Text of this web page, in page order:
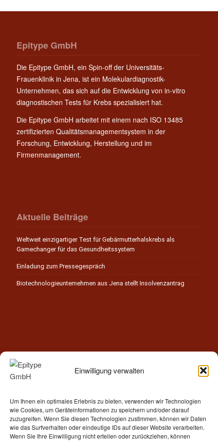
Einwilligung verwalten
Um Ihnen ein optimales Erlebnis zu bieten, verwenden wir Technologien
wie Cookies, um Geräteinformationen zu speichern und/oder darauf
zuzugreifen. Wenn Sie diesen Technologien zustimmen, können wir Daten
wie das Surfverhalten oder eindeutige IDs auf dieser Website verarbeiten.
Wenn Sie Ihre Einwilligung nicht erteilen oder zurückziehen, können
Epitype GmbH
Die Epitype GmbH, ein Spin-off der Universitäts-
Frauenklinik in Jena, ist ein Molekulardiagnostik-
Unternehmen, das sich auf die Entwicklung von in-vitro
diagnostischen Tests für Krebs spezialisiert hat.
Die Epitype GmbH arbeitet mit einem nach ISO 13485
zertifizierten Qualitätsmanagementsystem in der
Forschung, Entwicklung, Herstellung und im
Firmenmanagement.
Aktuelle Beiträge
Weltweit einzigartiger Test für Gebärmutterhalskrebs als
Gamechanger für das Gesundheitssystem
Einladung zum Pressegespräch
Biotechnologieunternehmen aus Jena stellt Insolvenzantrag
Kontakt
Epitype GmbH
Löbstedter Str. 41
07749 Jena
Germany